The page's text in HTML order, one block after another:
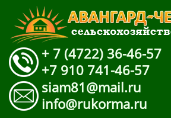
+ 7 (4722) 36-46-57
+7 910 741-46-57
siam81@mail.ru
info@rukorma.ru